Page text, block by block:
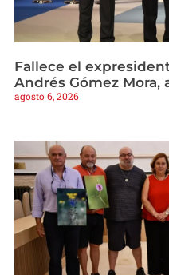
Fallece el
Andrés Gómez Mora,
agosto 6, 2026